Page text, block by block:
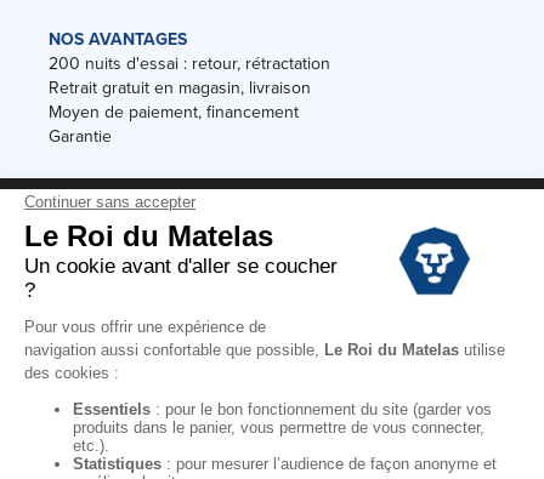
NOS AVANTAGES
200 nuits d'essai : retour, rétractation
Retrait gratuit en magasin, livraison
Moyen de paiement, financement
Garantie
Conditions des offres
Black Friday
Destockage
Conditions Générales de vente magasin
Mentions Légales
Données personnelles
Codes promo Le Roi du Matelas